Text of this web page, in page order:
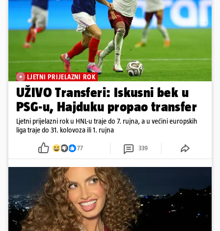
LJETNI PRIJELAZNI ROK
UŽIVO Transferi: Iskusni bek u
PSG-u, Hajduku propao transfer
Ljetni prijelazni rok u HNL-u traje do 7. rujna, a u većini europskih
liga traje do 31. kolovoza ili 1. rujna
77 339